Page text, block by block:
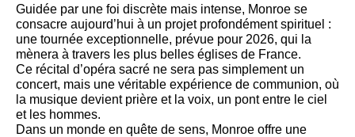
Guidée par une foi discrète mais intense, Monroe se
consacre aujourd’hui à un projet profondément spirituel :
une tournée exceptionnelle, prévue pour 2026, qui la
mènera à travers les plus belles églises de France.
Ce récital d’opéra sacré ne sera pas simplement un
concert, mais une véritable expérience de communion, où
la musique devient prière et la voix, un pont entre le ciel
et les hommes.
Dans un monde en quête de sens, Monroe offre une